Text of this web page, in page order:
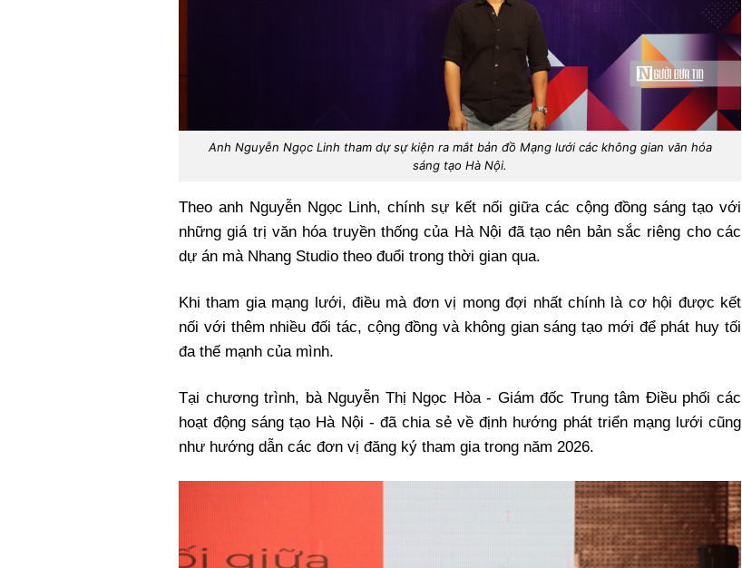
Anh Nguyễn Ngọc Linh tham dự sự kiện ra mắt bản đồ Mạng lưới các không gian văn hóa
sáng tạo Hà Nội.
Theo anh Nguyễn Ngọc Linh, chính sự kết nối giữa các cộng đồng sáng tạo với
những giá trị văn hóa truyền thống của Hà Nội đã tạo nên bản sắc riêng cho các
dự án mà Nhang Studio theo đuổi trong thời gian qua.
Khi tham gia mạng lưới, điều mà đơn vị mong đợi nhất chính là cơ hội được kết
nối với thêm nhiều đối tác, cộng đồng và không gian sáng tạo mới để phát huy tối
đa thế mạnh của mình.
Tại chương trình, bà Nguyễn Thị Ngọc Hòa - Giám đốc Trung tâm Điều phối các
hoạt động sáng tạo Hà Nội - đã chia sẻ về định hướng phát triển mạng lưới cũng
như hướng dẫn các đơn vị đăng ký tham gia trong năm 2026.